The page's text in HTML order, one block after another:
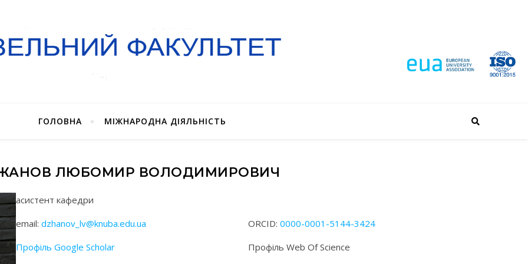
ГОЛОВНА МІЖНАРОДНА ДІЯЛЬНІСТЬ
ЛЮБОМИР ВОЛОДИМИРОВИЧ
асистент кафедри
email:dzhanov_lv@knuba.edu.ua ORCID: 0000-0001-5144-3424
Профіль Google Scholar
Профіль Web Of Science